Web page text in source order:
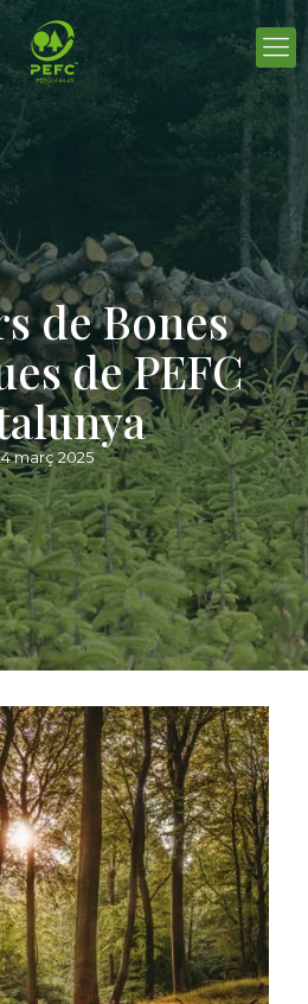
de Bones
de PEFC
març 2025